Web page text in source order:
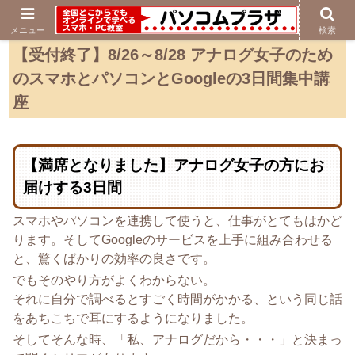
【受付終了】8/26～8/28 アナログ女子のため
のスマホとパソコンとGoogleの3日間集中講
座
【満席となりました】アナログ女子の方にお
届けする3日間
スマホやパソコンを連携して使うと、仕事がとてもはかど
ります。そしてGoogleのサービスを上手に組み合わせる
と、驚くばかりの効率の良さです。
でもそのやり方がよくわからない。
それに自分で調べるとすごく時間がかかる、という同じ話
をあちこちで耳にするようになりました。
そしてそんな時、「私、アナログだから・・・」と決まっ
メニュー 検索